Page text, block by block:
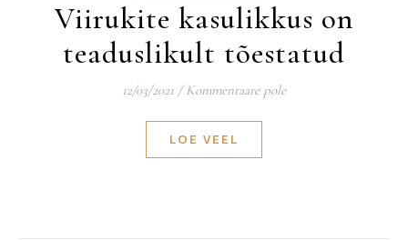
Viirukite kasulikkus on
teaduslikult tõestatud
12/03/2021 / Kommentaare pole
LOE VEEL